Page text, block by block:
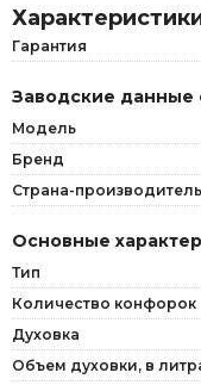
Гарантия
Заводские данные
Модель
Бренд
Страна-производитель
Основные
Тип
Количество конфорок
Духовка
Объем духовки, в